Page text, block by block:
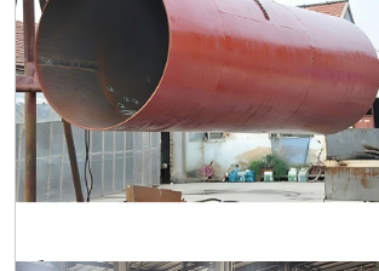
трубы с наплавленным износосто
йким слоем